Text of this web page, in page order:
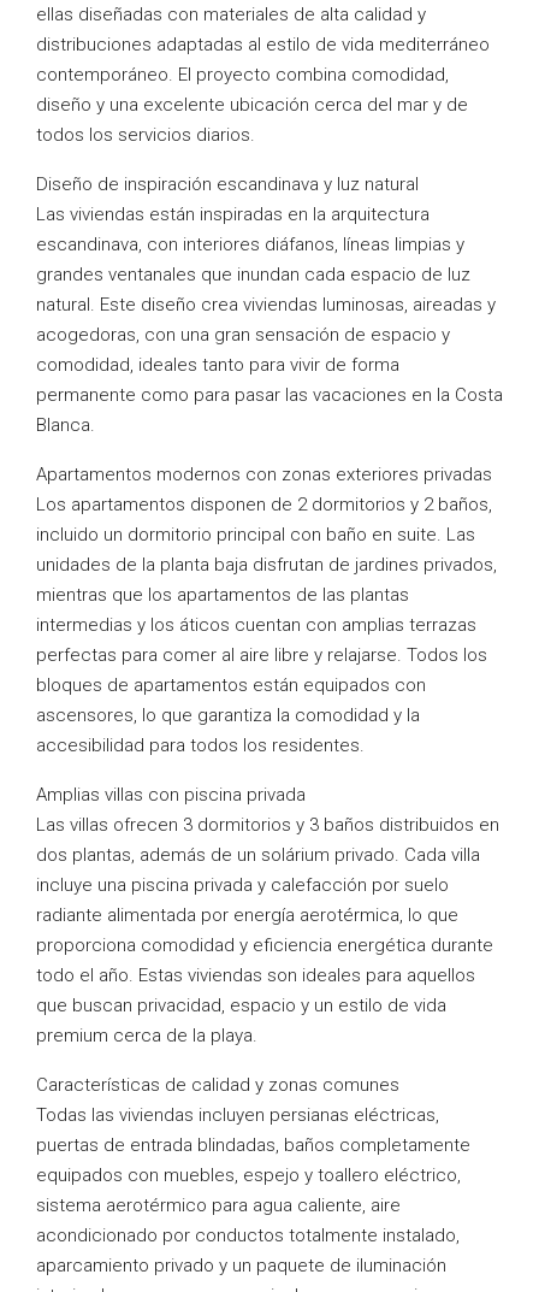
ellas diseñadas con materiales de alta calidad y
distribuciones adaptadas al estilo de vida mediterráneo
contemporáneo. El proyecto combina comodidad,
diseño y una excelente ubicación cerca del mar y de
todos los servicios diarios.
Diseño de inspiración escandinava y luz natural
Las viviendas están inspiradas en la arquitectura
escandinava, con interiores diáfanos, líneas limpias y
grandes ventanales que inundan cada espacio de luz
natural. Este diseño crea viviendas luminosas, aireadas y
acogedoras, con una gran sensación de espacio y
comodidad, ideales tanto para vivir de forma
permanente como para pasar las vacaciones en la Costa
Blanca.
Apartamentos modernos con zonas exteriores privadas
Los apartamentos disponen de 2 dormitorios y 2 baños,
incluido un dormitorio principal con baño en suite. Las
unidades de la planta baja disfrutan de jardines privados,
mientras que los apartamentos de las plantas
intermedias y los áticos cuentan con amplias terrazas
perfectas para comer al aire libre y relajarse. Todos los
bloques de apartamentos están equipados con
ascensores, lo que garantiza la comodidad y la
accesibilidad para todos los residentes.
Amplias villas con piscina privada
Las villas ofrecen 3 dormitorios y 3 baños distribuidos en
dos plantas, además de un solárium privado. Cada villa
incluye una piscina privada y calefacción por suelo
radiante alimentada por energía aerotérmica, lo que
proporciona comodidad y eficiencia energética durante
todo el año. Estas viviendas son ideales para aquellos
que buscan privacidad, espacio y un estilo de vida
premium cerca de la playa.
Características de calidad y zonas comunes
Todas las viviendas incluyen persianas eléctricas,
puertas de entrada blindadas, baños completamente
equipados con muebles, espejo y toallero eléctrico,
sistema aerotérmico para agua caliente, aire
acondicionado por conductos totalmente instalado,
aparcamiento privado y un paquete de iluminación